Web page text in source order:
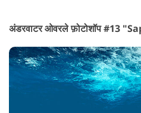
अंडरवाटर ओवरले फ़ोटोशॉप #13